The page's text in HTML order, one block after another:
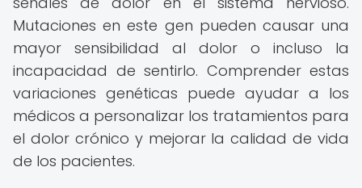
Mutaciones en este gen pueden causar una
mayor sensibilidad al dolor o incluso la
incapacidad de sentirlo. Comprender estas
variaciones genéticas puede ayudar a los
médicos a personalizar los tratamientos para
el dolor crónico y mejorar la calidad de vida
de los pacientes.